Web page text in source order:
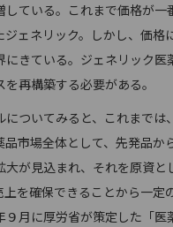
している。これまで価格が一
ジェネリック。しかし、価格
にきている。ジェネリック医
再構築する必要がある。
ついてみると、これまでは
品市場全体として、先発品か
大が見込まれ、それを原資と
上を確保できることから一定
９月に厚労省が策定した「医